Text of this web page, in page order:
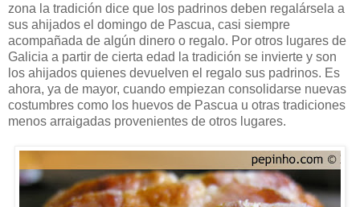
zona la tradición dice que los padrinos deben regalársela a
sus ahijados el domingo de Pascua, casi siempre
acompañada de algún dinero o regalo. Por otros lugares de
Galicia a partir de cierta edad la tradición se invierte y son
los ahijados quienes devuelven el regalo sus padrinos. Es
ahora, ya de mayor, cuando empiezan consolidarse nuevas
costumbres como los huevos de Pascua u otras tradiciones
menos arraigadas provenientes de otros lugares.